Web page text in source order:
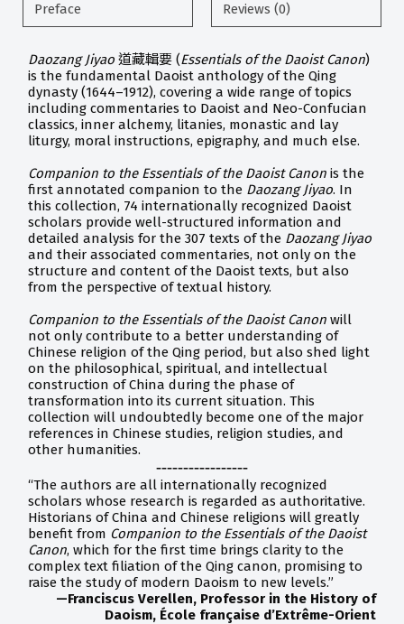
Preface Reviews (0)
Daozang Jiyao 道藏輯要 (Essentials of the Daoist Canon)
is the fundamental Daoist anthology of the Qing
dynasty (1644–1912), covering a wide range of topics
including commentaries to Daoist and Neo-Confucian
classics, inner alchemy, litanies, monastic and lay
liturgy, moral instructions, epigraphy, and much else.
Companion to the Essentials of the Daoist Canon is the
first annotated companion to the Daozang Jiyao. In
this collection, 74 internationally recognized Daoist
scholars provide well-structured information and
detailed analysis for the 307 texts of the Daozang Jiyao
and their associated commentaries, not only on the
structure and content of the Daoist texts, but also
from the perspective of textual history.
Companion to the Essentials of the Daoist Canon will
not only contribute to a better understanding of
Chinese religion of the Qing period, but also shed light
on the philosophical, spiritual, and intellectual
construction of China during the phase of
transformation into its current situation. This
collection will undoubtedly become one of the major
references in Chinese studies, religion studies, and
other humanities.
-----------------
“The authors are all internationally recognized
scholars whose research is regarded as authoritative.
Historians of China and Chinese religions will greatly
benefit from Companion to the Essentials of the Daoist
Canon, which for the first time brings clarity to the
complex text filiation of the Qing canon, promising to
raise the study of modern Daoism to new levels.”
—Franciscus Verellen, Professor in the History of
Daoism, École française d’Extrême-Orient